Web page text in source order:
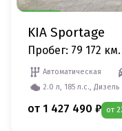
KIA Sportage
Пробег: 79 172 км.
Автоматическая
2.0 л, 185 л.с., Дизель
от 1 427 490 ₽ от